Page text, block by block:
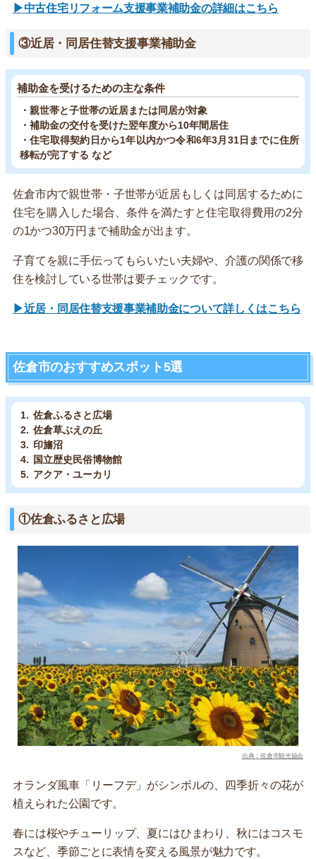
▶中古住宅リフォーム支援事業補助金の詳細はこちら
③近居・同居住替支援事業補助金
補助金を受けるための主な条件
・親世帯と子世帯の近居または同居が対象
・補助金の交付を受けた翌年度から10年間居住
・住宅取得契約日から1年以内かつ令和6年3月31日までに住所
移転が完了する など
佐倉市内で親世帯・子世帯が近居もしくは同居するために
住宅を購入した場合、条件を満たすと住宅取得費用の2分
の1かつ30万円まで補助金が出ます。
子育てを親に手伝ってもらいたい夫婦や、介護の関係で移
住を検討している世帯は要チェックです。
▶近居・同居住替支援事業補助金について詳しくはこちら
佐倉市のおすすめスポット5選
佐倉ふるさと広場
佐倉草ぶえの丘
印旛沼
国立歴史民俗博物館
アクア・ユーカリ
①佐倉ふるさと広場
出典：佐倉市観光協会
オランダ風車「リーフデ」がシンボルの、四季折々の花が
植えられた公園です。
春には桜やチューリップ、夏にはひまわり、秋にはコスモ
スなど、季節ごとに表情を変える風景が魅力です。